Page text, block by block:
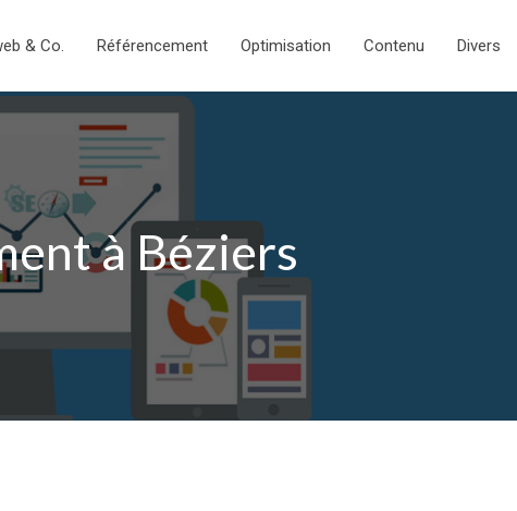
& Co. Référencement Optimisation Contenu Divers
à Béziers